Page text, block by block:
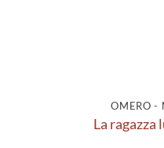
OMERO -
La ragazza